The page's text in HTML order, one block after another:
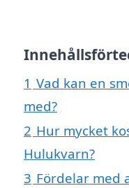
1 Vad kan en
med?
2 Hur mycket
Hulukvarn?
3 Fördelar med